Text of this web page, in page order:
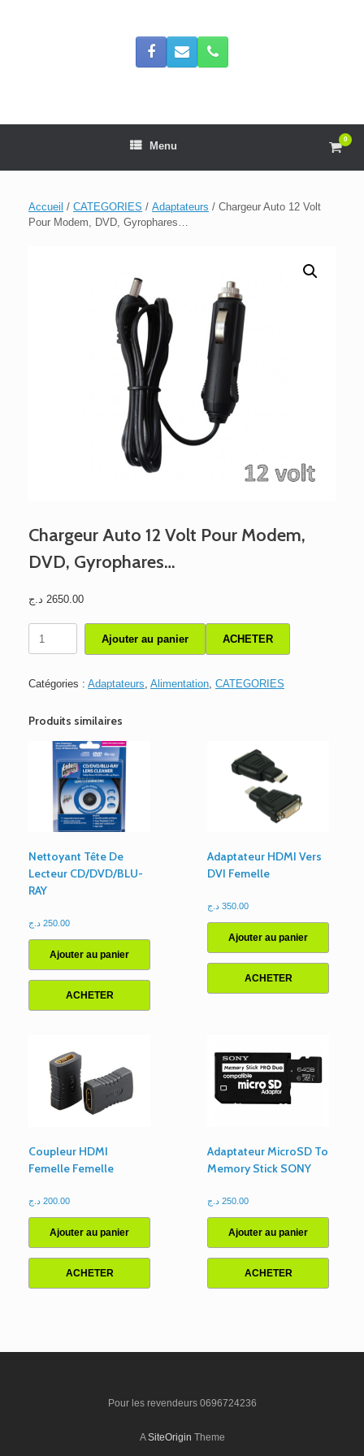
Menu
View
cart
0
Accueil / CATEGORIES / Adaptateurs / Chargeur Auto 12 Volt
Pour Modem, DVD, Gyrophares…
Chargeur Auto 12 Volt Pour Modem,
DVD, Gyrophares…
2650.00 د.ج
12
Pour
Gyrophares...
Ajouter au panier ACHETER
Catégories : Adaptateurs Alimentation CATEGORIES
Produits similaires
Nettoyant Tête De
Lecteur CD/DVD/BLU-
RAY
250.00 د.ج
Ajouter au panier
ACHETER
Adaptateur HDMI Vers
DVI Femelle
350.00 د.ج
Ajouter au panier
ACHETER
Coupleur HDMI
Femelle Femelle
200.00 د.ج
Ajouter au panier
ACHETER
Adaptateur MicroSD To
Memory Stick SONY
250.00 د.ج
Ajouter au panier
ACHETER
Pour les revendeurs 0696724236
ASiteOrigin Theme